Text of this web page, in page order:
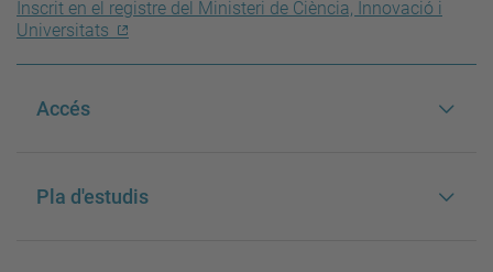
Inscrit en el registre del Ministeri de Ciència, Innovació i
Universitats
Accés
Pla d'estudis